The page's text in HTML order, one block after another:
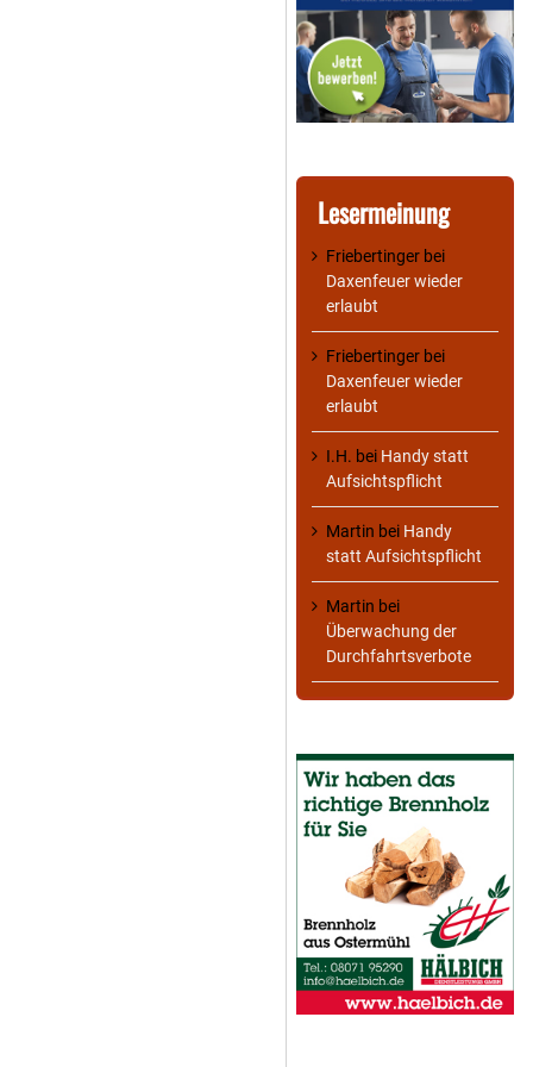
Lesermeinung
Friebertinger bei
Daxenfeuer wieder
erlaubt
Friebertinger bei
Daxenfeuer wieder
erlaubt
I.H. bei Handy statt
Aufsichtspflicht
Martin bei Handy
statt Aufsichtspflicht
Martin bei
Überwachung der
Durchfahrtsverbote